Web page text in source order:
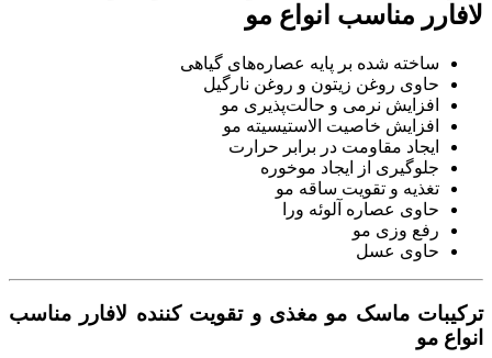
مناسب انواع مو
شده بر پایه عصاره‌های گیاهی
روغن زیتون و روغن نارگیل
نرمی و حالت‌پذیری مو
خاصیت الاستیسیته مو
مقاومت در برابر حرارت
از ایجاد موخوره
و تقویت ساقه مو
عصاره آلوئه ورا
وزی مو
عسل
ماسک مو مغذی و تقویت کننده لافارر مناسب